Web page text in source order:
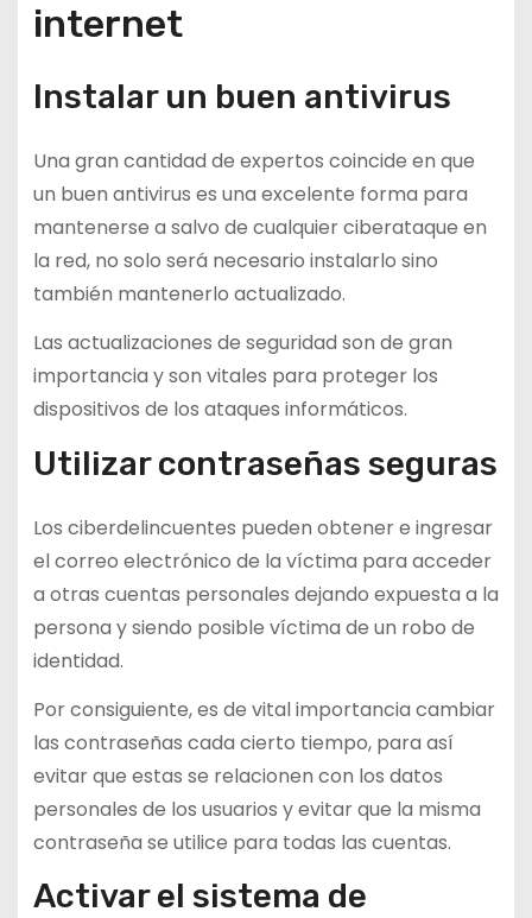
internet
Instalar un buen antivirus
Una gran cantidad de expertos coincide en que
un buen antivirus es una excelente forma para
mantenerse a salvo de cualquier ciberataque en
la red, no solo será necesario instalarlo sino
también mantenerlo actualizado.
Las actualizaciones de seguridad son de gran
importancia y son vitales para proteger los
dispositivos de los ataques informáticos.
Utilizar contraseñas seguras
Los ciberdelincuentes pueden obtener e ingresar
el correo electrónico de la víctima para acceder
a otras cuentas personales dejando expuesta a la
persona y siendo posible víctima de un robo de
identidad.
Por consiguiente, es de vital importancia cambiar
las contraseñas cada cierto tiempo, para así
evitar que estas se relacionen con los datos
personales de los usuarios y evitar que la misma
contraseña se utilice para todas las cuentas.
Activar el sistema de